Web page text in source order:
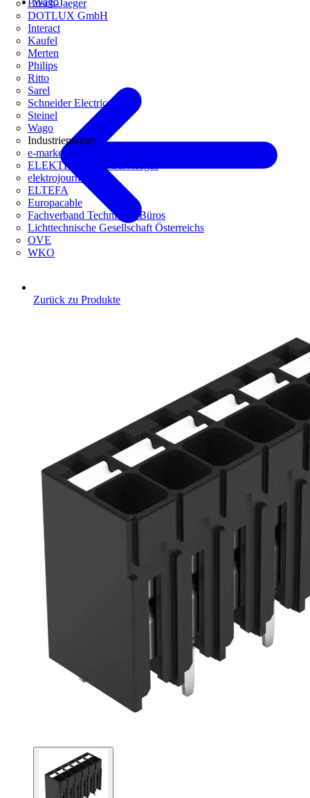
Busch-Jaeger
DOTLUX GmbH
Interact
Kaufel
Merten
Philips
Ritto
Sarel
Schneider Electric
Steinel
Wago
Industriepartner
e-marke
ELEKTRO Daten Serviceges
elektrojournal
ELTEFA
Europacable
Fachverband Technische Büros
Lichttechnische Gesellschaft Österreichs
OVE
WKO
Zurück zu Produkte